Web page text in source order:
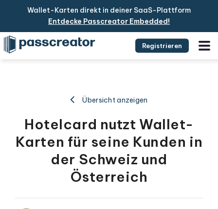
Wallet-Karten direkt in deiner SaaS-Plattform
Entdecke Passcreator Embedded!
Registrieren
Übersicht anzeigen
Hotelcard nutzt Wallet-
Karten für seine Kunden in
der Schweiz und
Österreich